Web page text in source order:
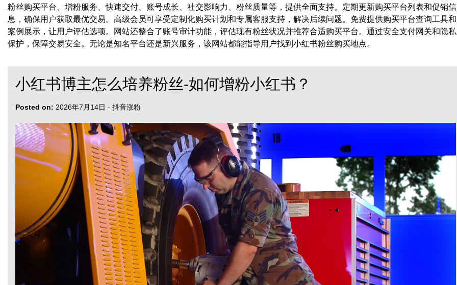
粉丝购买平台、增粉服务、快速交付、账号成长、社交影响力、粉丝质量等，提供全面支持。定期更新购买平台列表和促销信
息，确保用户获取最优交易。高级会员可享受定制化购买计划和专属客服支持，解决后续问题。免费提供购买平台查询工具和
案例展示，让用户评估选项。网站还整合了账号审计功能，评估现有粉丝状况并推荐合适购买平台。通过安全支付网关和隐私
保护，保障交易安全。无论是知名平台还是新兴服务，该网站都能指导用户找到小红书粉丝购买地点。
小红书博主怎么培养粉丝-如何增粉小红书？
Posted on: 2026年7月14日 - 抖音涨粉